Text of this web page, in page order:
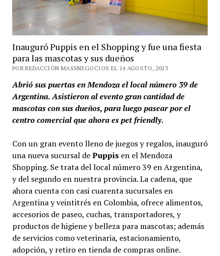
Inauguró Puppis en el Shopping y fue una fiesta
para las mascotas y sus dueños
POR REDACCIÓN MASSNEGOCIOS EL 14 AGOSTO, 2023
Abrió sus puertas en Mendoza el local número 39 de
Argentina. Asistieron al evento gran cantidad de
mascotas con sus dueños, para luego pasear por el
centro comercial que ahora es pet friendly.
Con un gran evento lleno de juegos y regalos, inauguró
una nueva sucursal dePuppisen el Mendoza
Shopping. Se trata del local número 39 en Argentina,
y del segundo en nuestra provincia. La cadena, que
ahora cuenta con casi cuarenta sucursales en
Argentina y veintitrés en Colombia, ofrece alimentos,
accesorios de paseo, cuchas, transportadores, y
productos de higiene y belleza para mascotas; además
de servicios como veterinaria, estacionamiento,
adopción, y retiro en tienda de compras online.